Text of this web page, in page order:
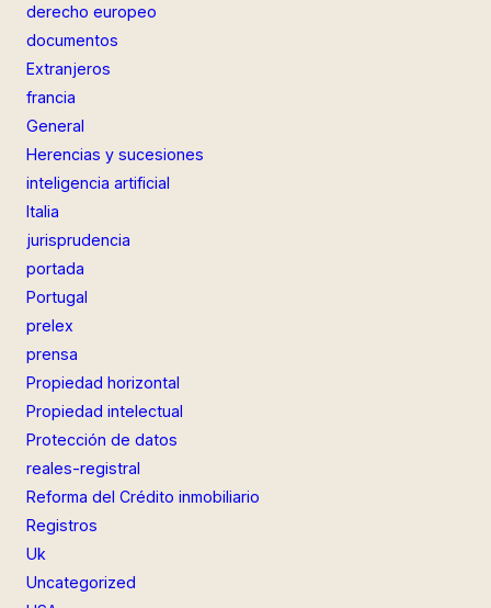
derecho europeo
documentos
Extranjeros
francia
General
Herencias y sucesiones
inteligencia artificial
Italia
jurisprudencia
portada
Portugal
prelex
prensa
Propiedad horizontal
Propiedad intelectual
Protección de datos
reales-registral
Reforma del Crédito inmobiliario
Registros
Uk
Uncategorized